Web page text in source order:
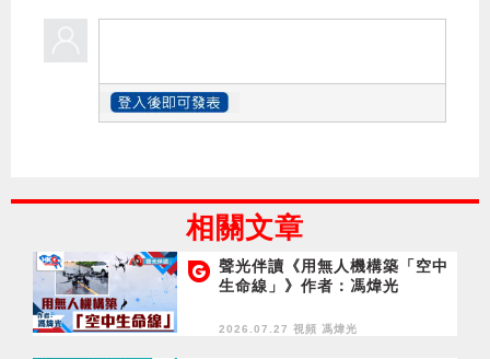
相關文章
聲光伴讀《用無人機構築「空中
生命線」》作者：馮煒光
2026.07.27 視頻 馮煒光